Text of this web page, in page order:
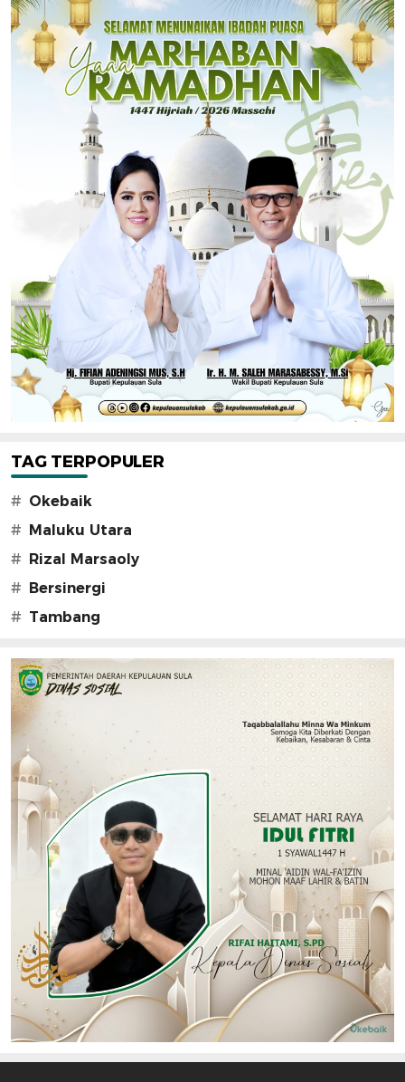
TAG TERPOPULER
# Okebaik
# Maluku Utara
# Rizal Marsaoly
# Bersinergi
# Tambang